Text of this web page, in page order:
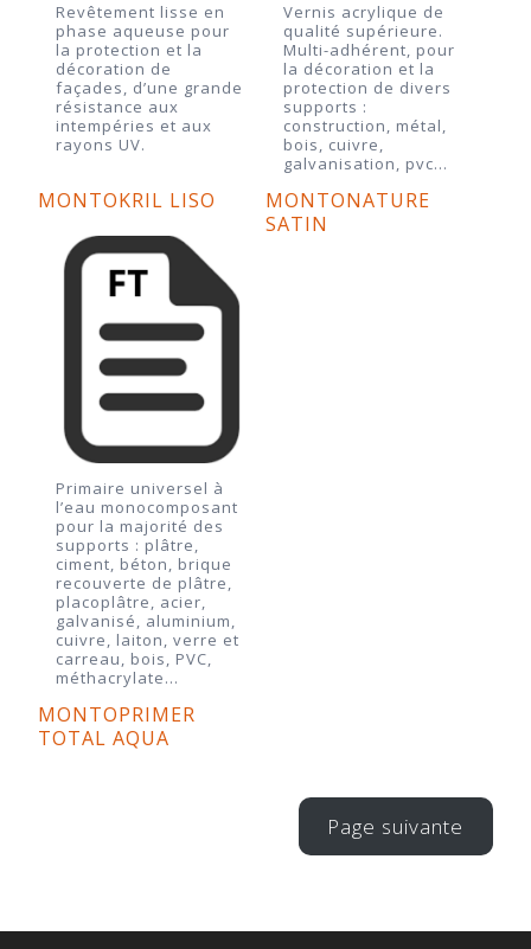
Revêtement lisse en
phase aqueuse pour
la protection et la
décoration de
façades, d’une grande
résistance aux
intempéries et aux
rayons UV.
Vernis acrylique de
qualité supérieure.
Multi-adhérent, pour
la décoration et la
protection de divers
supports :
construction, métal,
bois, cuivre,
galvanisation, pvc…
MONTOKRIL LISO
MONTONATURE
SATIN
Primaire universel à
l’eau monocomposant
pour la majorité des
supports : plâtre,
ciment, béton, brique
recouverte de plâtre,
placoplâtre, acier,
galvanisé, aluminium,
cuivre, laiton, verre et
carreau, bois, PVC,
méthacrylate…
MONTOPRIMER
TOTAL AQUA
Page suivante